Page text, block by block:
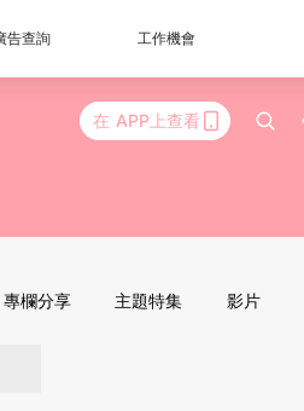
告查詢 工作機會
在 APP上查看
專欄分享 主題特集 影片